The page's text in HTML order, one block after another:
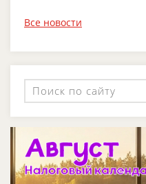
Все новости